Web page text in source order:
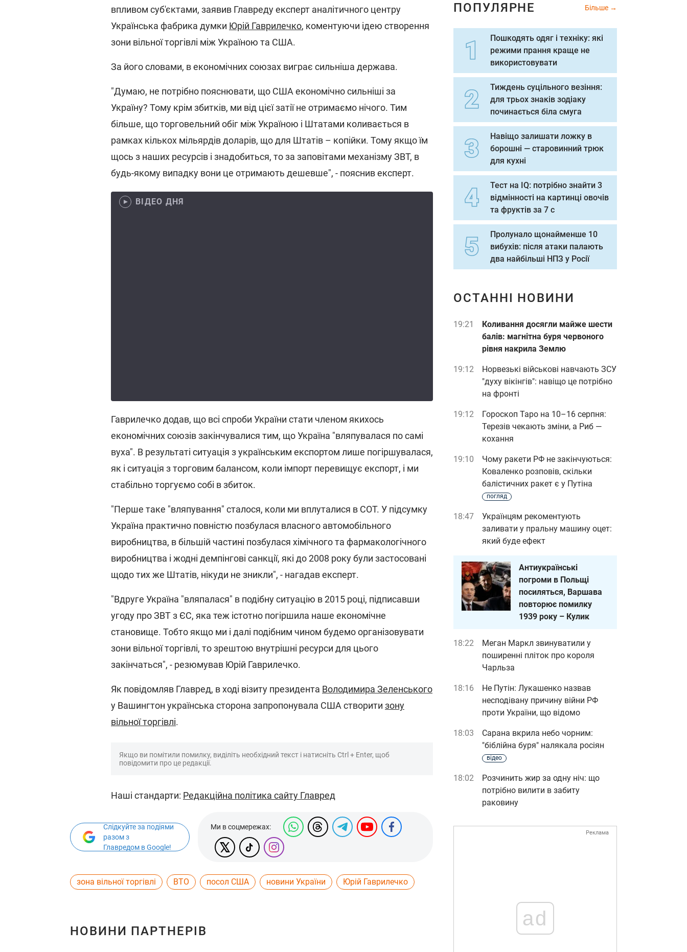
впливом суб'єктами, заявив Главреду експерт аналітичного центру
Українська фабрика думки Юрій Гаврилечко, коментуючи ідею створення
зони вільної торгівлі між Україною та США.
За його словами, в економічних союзах виграє сильніша держава.
"Думаю, не потрібно пояснювати, що США економічно сильніші за
Україну? Тому крім збитків, ми від цієї затії не отримаємо нічого. Тим
більше, що торговельний обіг між Україною і Штатами коливається в
рамках кількох мільярдів доларів, що для Штатів – копійки. Тому якщо їм
щось з наших ресурсів і знадобиться, то за заповітами механізму ЗВТ, в
будь-якому випадку вони це отримають дешевше", - пояснив експерт.
ВІДЕО ДНЯ
Гаврилечко додав, що всі спроби України стати членом якихось
економічних союзів закінчувалися тим, що Україна "вляпувалася по самі
вуха". В результаті ситуація з українським експортом лише погіршувалася,
як і ситуація з торговим балансом, коли імпорт перевищує експорт, і ми
стабільно торгуємо собі в збиток.
"Перше таке "вляпування" сталося, коли ми вплуталися в СОТ. У підсумку
Україна практично повністю позбулася власного автомобільного
виробництва, в більшій частині позбулася хімічного та фармакологічного
виробництва і жодні демпінгові санкції, які до 2008 року були застосовані
щодо тих же Штатів, нікуди не зникли", - нагадав експерт.
"Вдруге Україна "вляпалася" в подібну ситуацію в 2015 році, підписавши
угоду про ЗВТ з ЄС, яка теж істотно погіршила наше економічне
становище. Тобто якщо ми і далі подібним чином будемо організовувати
зони вільної торгівлі, то зрештою внутрішні ресурси для цього
закінчаться", - резюмував Юрій Гаврилечко.
Як повідомляв Главред, в ході візиту президента Володимира Зеленського
у Вашингтон українська сторона запропонувала США створити зону
вільної торгівлі.
Якщо ви помітили помилку, виділіть необхідний текст і натисніть Ctrl + Enter, щоб
повідомити про це редакції.
Наші стандарти: Редакційна політика сайту Главред
Слідкуйте за подіями
разом з
Главредом в Google!
Ми в соцмережах:
зона вільної торгівлі ВТО посол США новини України Юрій Гаврилечко
НОВИНИ ПАРТНЕРІВ
ПОПУЛЯРНЕ Більше
Пошкодять одяг і техніку: які
режими прання краще не
використовувати
Тиждень суцільного везіння:
для трьох знаків зодіаку
починається біла смуга
Навіщо залишати ложку в
борошні — старовинний трюк
для кухні
Тест на IQ: потрібно знайти 3
відмінності на картинці овочів
та фруктів за 7 с
Пролунало щонайменше 10
вибухів: після атаки палають
два найбільші НПЗ у Росії
ОСТАННІ НОВИНИ
19:21
Коливання досягли майже шести
балів: магнітна буря червоного
рівня накрила Землю
19:12
Норвезькі військові навчають ЗСУ
"духу вікінгів": навіщо це потрібно
на фронті
19:12
Гороскоп Таро на 10–16 серпня:
Терезів чекають зміни, а Риб —
кохання
19:10
Чому ракети РФ не закінчуються:
Коваленко розповів, скільки
балістичних ракет є у Путіна
погляд
18:47
Українцям рекоментують
заливати у пральну машину оцет:
який буде ефект
Антиукраїнські
погроми в Польщі
посиляться, Варшава
повторює помилку
1939 року – Кулик
18:22
Меган Маркл звинуватили у
поширенні пліток про короля
Чарльза
18:16
Не Путін: Лукашенко назвав
несподівану причину війни РФ
проти України, що відомо
18:03
Сарана вкрила небо чорним:
"біблійна буря" налякала росіян
відео
18:02
Розчинить жир за одну ніч: що
потрібно вилити в забиту
раковину
Реклама
ad